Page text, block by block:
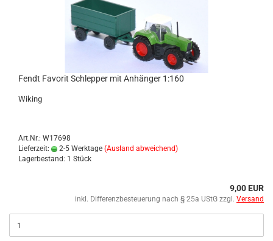
Fendt Fa­vo­rit Schlep­per mit An­hän­ger 1:160
Wi­king
Art.Nr.: W17698
Lieferzeit:
2-5 Werktage (Ausland abweichend)
Lagerbestand: 1 Stück
9,00 EUR
inkl. Differenzbesteuerung nach § 25a UStG zzgl. Versand